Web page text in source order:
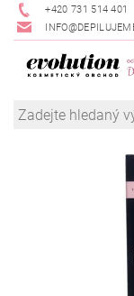
+420 731 514 401